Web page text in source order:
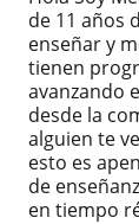
de 11 años
enseñar y
tienen
avanzando
desde la
alguien te
esto es
de
en tiempo